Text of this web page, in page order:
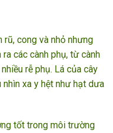
rũ, cong và nhỏ nhưng
các cành phụ, từ cành
rễ phụ. Lá của cây
nhìn xa y hệt như hạt dưa
tốt trong môi trường